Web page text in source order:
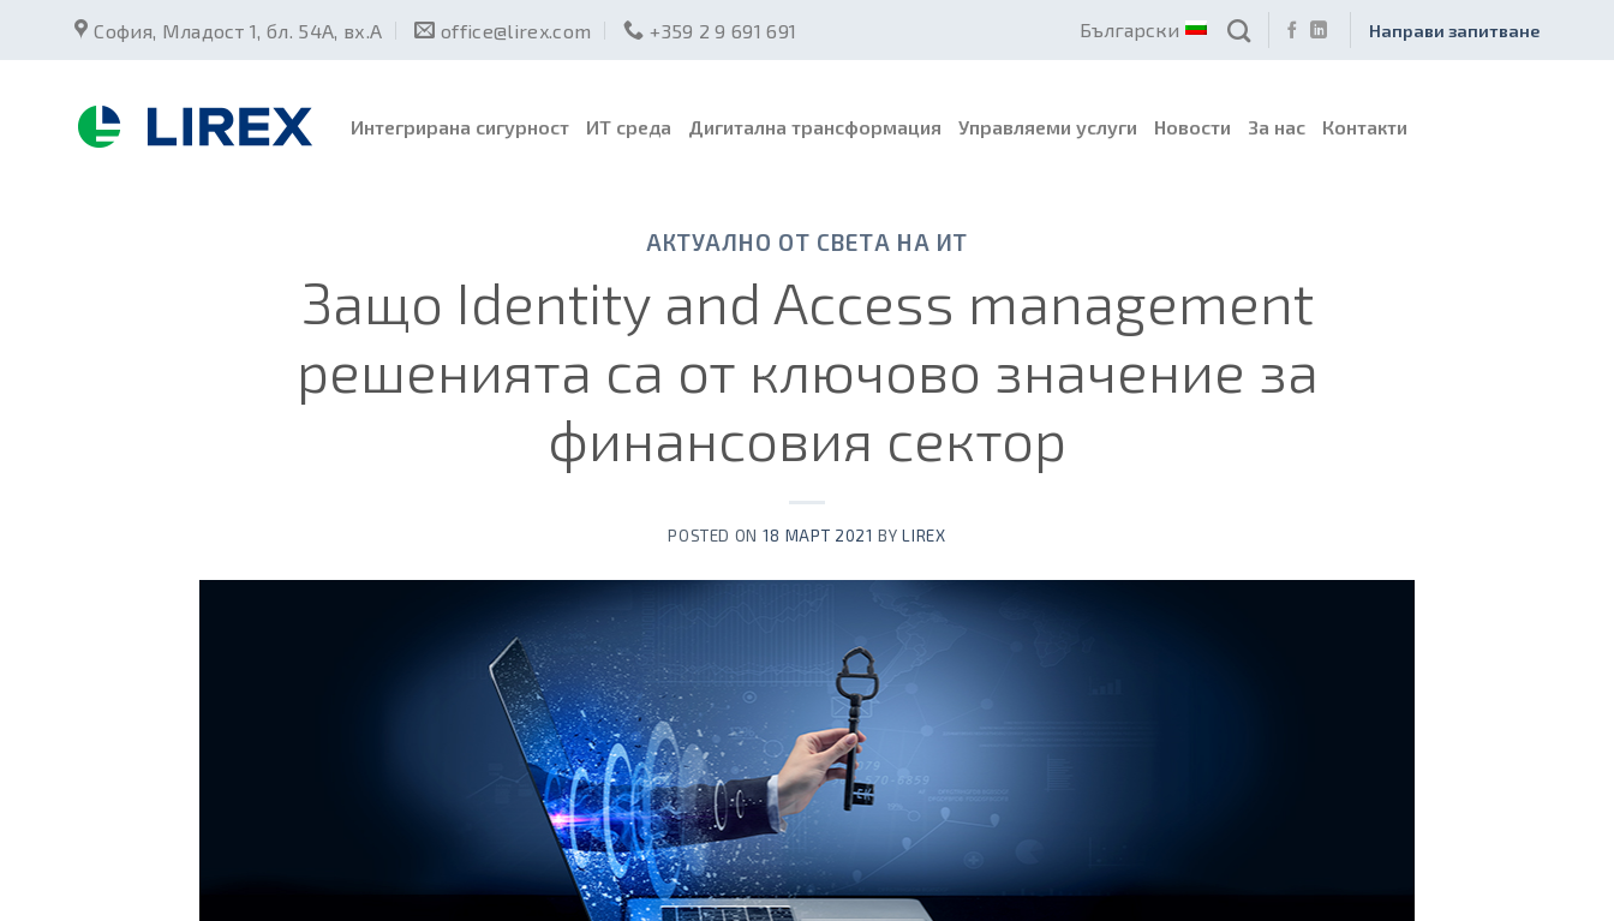
content
София, Младост 1, бл. 54А, вх.А office@lirex.com +359 2 9 691 691 Български Направи запитване
Интегрирана сигурност ИТ среда Дигитална трансформация Управляеми услуги Новости За нас Контакти
АКТУАЛНО ОТ СВЕТА НА ИТ
Защо Identity and Access management
решенията са от ключово значение за
финансовия сектор
POSTED ON 18 МАРТ 2021 BYLIREX